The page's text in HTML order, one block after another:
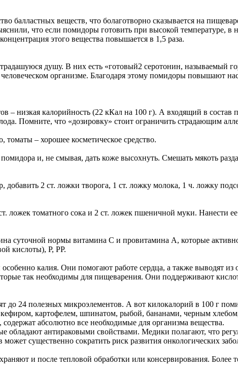
балластных веществ, что болаготворно сказывается на
что если помидоры готовить при высокой температуре,
этого вещества повышается в 1,5 раза.
душу. В них есть «готовый2 серотонин, называемый
организме. Благодаря этому помидоры повышают
– низкая калорийность (22 кКал на 100 г). А входящий в
Помните, что «дозировку» стоит ограничить страдающим
– хорошее косметическое средство.
и, не смывая, дать коже высохнуть. Смешать мякоть
добавить 2 ст. ложки творога, 1 ст. ложку молока, 1 ч. ложку
ложек томатного сока и 2 ст. ложек пшеничной муки. Нанести
суточной нормы витамина С и провитамина А, которые
кислоты), Р, РР.
калия. Они помогают работе сердца, а также выводят
так необходимы для пищеварения. Они поддерживают
до 24 полезных микроэлементов. А вот килокалорий в 100 г
картофелем, шпинатом, рыбой, бананами, черным
абсолютно все необходимые для организма вещества.
обладают антираковыми свойствами. Медики полагают, что
существенно сократить риск развития онкологических
и после тепловой обработки или консервирования. Более